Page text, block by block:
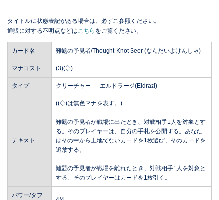
タイトルに状態表記がある場合は、必ずご参照ください。
通販に対する不明点などは こちら をご覧ください。
カード名 難題の予見者/Thought-Knot Seer (なんだいよけんしゃ)
マナコスト (3)(◇)
タイプ クリーチャー ― エルドラージ(Eldrazi)
テキスト
((◇)は無色マナを表す。)
難題の予見者が戦場に出たとき、対戦相手1人を対象とす
る。そのプレイヤーは、自分の手札を公開する。あなた
はその中から土地でないカードを1枚選び、そのカードを
追放する。
難題の予見者が戦場を離れたとき、対戦相手1人を対象と
する。そのプレイヤーはカードを1枚引く。
パワー/タフ